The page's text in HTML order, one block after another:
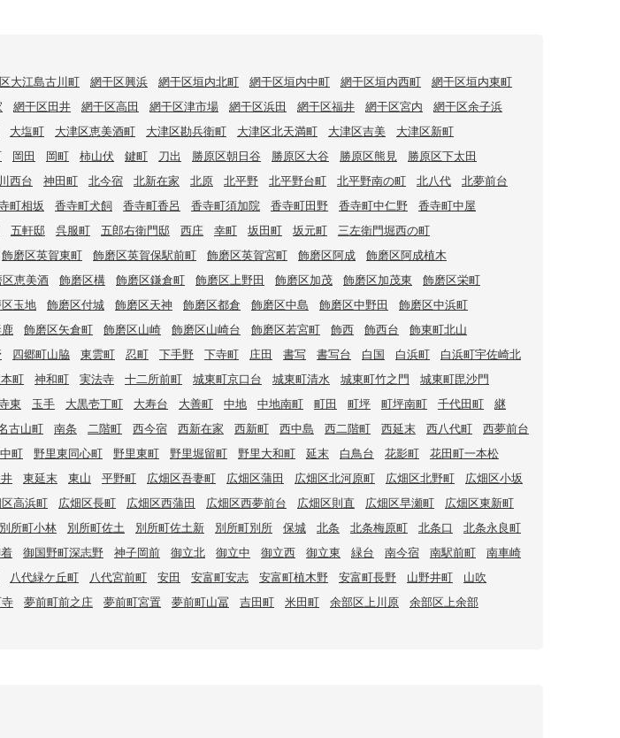
大江島古川町 網干区興浜 網干区垣内北町 網干区垣内中町 網干区垣内西町
網干区垣内東町
網干区田井 網干区高田 網干区津市場 網干区浜田 網干区福井 網干区宮内
網干区余子浜
大塩町 大津区恵美酒町 大津区勘兵衛町 大津区北天満町 大津区吉美
大津区新町
岡田 岡町 柿山伏 鍵町 刀出 勝原区朝日谷 勝原区大谷 勝原区熊見
勝原区下太田
川西台 神田町 北今宿 北新在家 北原 北平野 北平野台町 北平野南の町 北八代
北夢前台
町相坂 香寺町犬飼 香寺町香呂 香寺町須加院 香寺町田野 香寺町中仁野
香寺町中屋
五軒邸 呉服町 五郎右衛門邸 西庄 幸町 坂田町 坂元町
三左衛門堀西の町
飾磨区英賀東町 飾磨区英賀保駅前町 飾磨区英賀宮町 飾磨区阿成
飾磨区阿成植木
恵美酒 飾磨区構 飾磨区鎌倉町 飾磨区上野田 飾磨区加茂 飾磨区加茂東
飾磨区栄町
玉地 飾磨区付城 飾磨区天神 飾磨区都倉 飾磨区中島 飾磨区中野田
飾磨区中浜町
飾磨区矢倉町 飾磨区山崎 飾磨区山崎台 飾磨区若宮町 飾西 飾西台
飾東町北山
四郷町山脇 東雲町 忍町 下手野 下寺町 庄田 書写 書写台 白国 白浜町
白浜町宇佐崎北
町 神和町 実法寺 十二所前町 城東町京口台 城東町清水 城東町竹之門
城東町毘沙門
東 玉手 大黒壱丁町 大寿台 大善町 中地 中地南町 町田 町坪 町坪南町 千代田町
継
古山町 南条 二階町 西今宿 西新在家 西新町 西中島 西二階町 西延末 西八代町
西夢前台
町 野里東同心町 野里東町 野里堀留町 野里大和町 延末 白鳥台 花影町
花田町一本松
東延末 東山 平野町 広畑区吾妻町 広畑区蒲田 広畑区北河原町 広畑区北野町
広畑区小坂
高浜町 広畑区長町 広畑区西蒲田 広畑区西夢前台 広畑区則直 広畑区早瀬町
広畑区東新町
別所町小林 別所町佐土 別所町佐土新 別所町別所 保城 北条 北条梅原町 北条口
北条永良町
御国野町深志野 神子岡前 御立北 御立中 御立西 御立東 緑台 南今宿 南駅前町
南車崎
八代緑ケ丘町 八代宮前町 安田 安富町安志 安富町植木野 安富町長野 山野井町
山吹
夢前町前之庄 夢前町宮置 夢前町山冨 吉田町 米田町 余部区上川原
余部区上余部